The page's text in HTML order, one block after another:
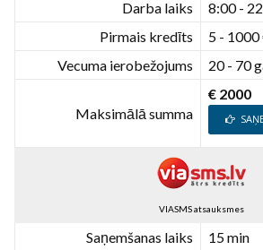
Darba laiks
8:00 -
Pirmais kredīts
5 - 1000
Vecuma ierobežojums
20 - 70
Maksimālā summa
€ 2000
VIASMS atsauksmes
Saņemšanas laiks
15 min